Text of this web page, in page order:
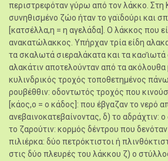
περιστρεφόταν γύρω από τον λάκκο. Στη
συνηθισμένο ζώο ήταν το γαϊδούρι και
[κατσέλλα,η = η αγελάδα]. Ο λάκκος που
ανακατώλακκος. Υπήρχαν τρία είδη
τα σκαλωτά σιεραλάκατα και τα κασ̆ιωτά
αλακάτιν αποτελούνταν από τα ακόλουθα
κυλινδρικός τροχός τοποθετημένος
ρουβέθθιν: οδοντωτός τροχός που
[κάος,ο = ο κάδος]: που έβγαζαν το νερό
ανεβαινοκατεβαίνοντας, δ) το αδράχτιν:
το ζαρούτιν: κορμός δέντρου που
πιλιέρκα: δύο πετρόκτιστοι ή
στις δύο πλευρές του λάκκου ζ) ο